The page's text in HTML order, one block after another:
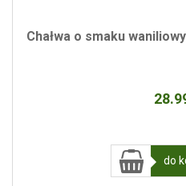
Chałwa o smaku
28
do